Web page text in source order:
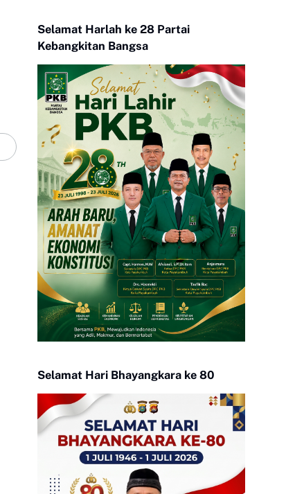
Selamat Harlah ke 28 Partai
Kebangkitan Bangsa
Selamat Hari Bhayangkara ke 80